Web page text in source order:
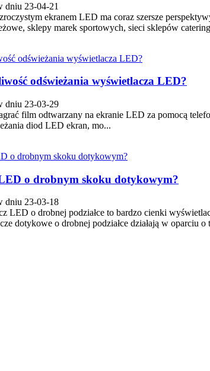
dniu 23-04-21
ekranem LED ma coraz szersze
sklepy marek sportowych, sieci sklepów
odświeżania wyświetlacza LED?
dniu 23-03-29
film odtwarzany na ekranie LED za pomocą
diod LED ekran, mo...
o drobnym skoku dotykowym?
dniu 23-03-18
LED o drobnej podziałce to bardzo cienki
dotykowe o drobnej podziałce działają w